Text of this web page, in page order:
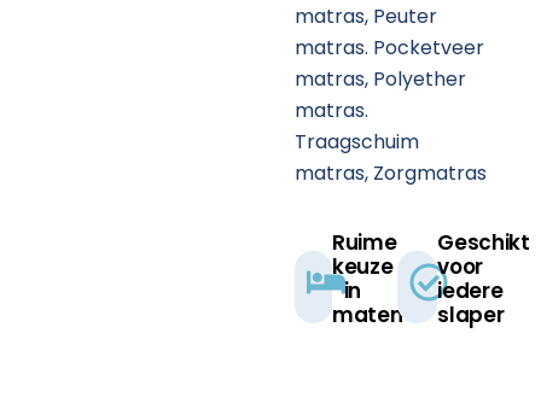
matras, Peuter
matras. Pocketveer
matras, Polyether
matras.
Traagschuim
matras, Zorgmatras
Ruime
keuze
in
maten​
Geschikt
voor
iedere
slaper​